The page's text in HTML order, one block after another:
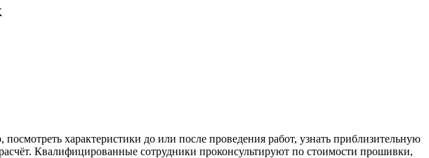
характеристики до или после проведения работ, узнать приблизительную
Квалифицированные сотрудники проконсультируют по стоимости прошивки,